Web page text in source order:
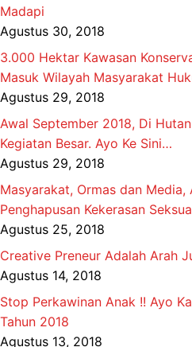
Madapi
Agustus 30, 2018
3.000 Hektar Kawasan
Masuk Wilayah Masyarakat
Agustus 29, 2018
Awal September 2018, Di
Kegiatan Besar. Ayo Ke Sini…
Agustus 29, 2018
Masyarakat, Ormas dan Media,
Penghapusan Kekerasan
Agustus 25, 2018
Creative Preneur Adalah Arah
Agustus 14, 2018
Stop Perkawinan Anak !! Ayo
Tahun 2018
Agustus 13, 2018